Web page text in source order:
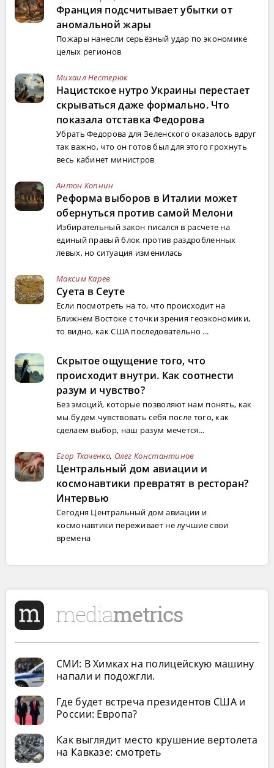
Франция подсчитывает убытки от
аномальной жары
Пожары нанесли серьёзный удар по экономике
целых регионов
Михаил Нестерюк
Нацистское нутро Украины перестает
скрываться даже формально. Что
показала отставка Федорова
Убрать Федорова для Зеленского оказалось вдруг
так важно, что он готов был для этого грохнуть
весь кабинет министров
Антон Копнин
Реформа выборов в Италии может
обернуться против самой Мелони
Избирательный закон писался в расчете на
единый правый блок против раздробленных
левых, но ситуация изменилась
Максим Карев
Суета в Сеуте
Если посмотреть на то, что происходит на
Ближнем Востоке с точки зрения геоэкономики,
то видно, как США последовательно ...
Скрытое ощущение того, что
происходит внутри. Как соотнести
разум и чувство?
Без эмоций, которые позволяют нам понять, как
мы будем чувствовать себя после того, как
сделаем выбор, наш разум мечется...
Егор Ткаченко, Олег Константинов
Центральный дом авиации и
космонавтики превратят в ресторан?
Интервью
Сегодня Центральный дом авиации и
космонавтики переживает не лучшие свои
времена
СМИ: В Химках на полицейскую машину
напали и подожгли.
Где будет встреча президентов США и
России: Европа?
Как выглядит место крушение вертолета
на Кавказе: смотреть